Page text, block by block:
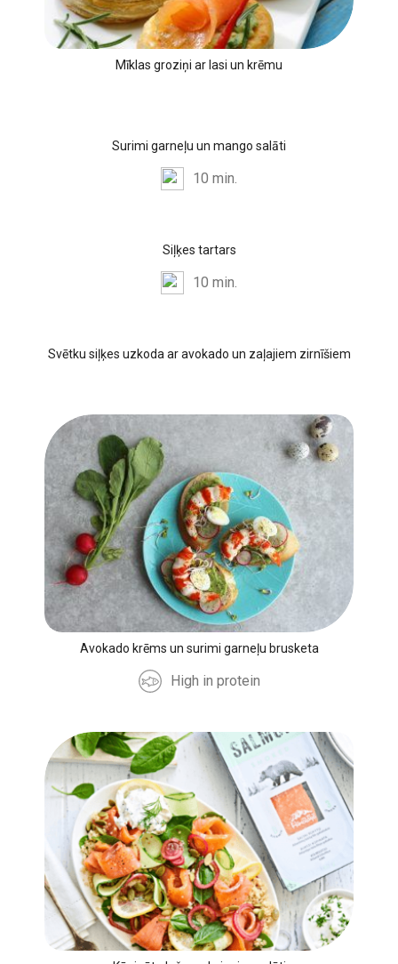
Mīklas groziņi ar lasi un krēmu
Surimi garneļu un mango salāti
10 min.
Siļķes tartars
10 min.
Svētku siļķes uzkoda ar avokado un zaļajiem zirnīšiem
Avokado krēms un surimi garneļu brusketa
High in protein